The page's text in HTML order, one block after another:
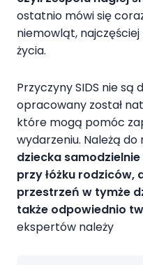
ostatnio mówi się
niemowląt, najczęściej
życia.
Przyczyny SIDS nie są
opracowany został
które mogą pomóc
wydarzeniu. Należą do
dziecka
przy łóżku rodziców,
przestrzeń w tymże
także odpowiednio
ekspertów należy